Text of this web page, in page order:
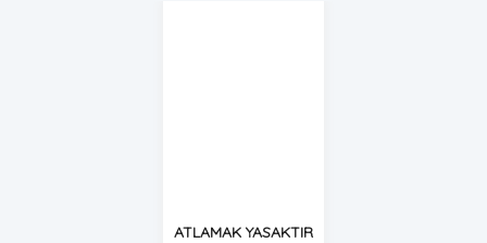
ATLAMAK YASAKTIR